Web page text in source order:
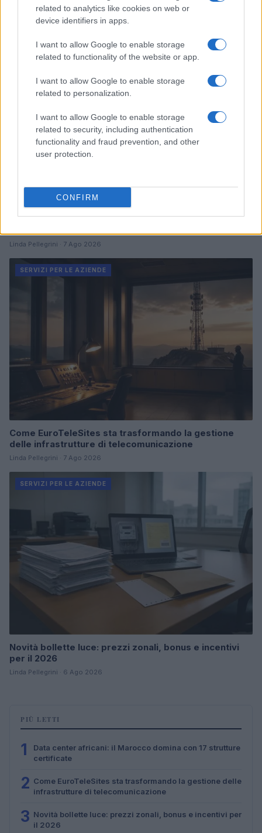
related to analytics like cookies on web or
device identifiers in apps.
I want to allow Google to enable storage
related to functionality of the website or app.
I want to allow Google to enable storage
related to personalization.
I want to allow Google to enable storage
related to security, including authentication
functionality and fraud prevention, and other
user protection.
CONFIRM
Continua a leggere
SERVIZI PER LE AZIENDE
Data center africani: il Marocco domina con 17
Linda Pellegrini · 7 Ago 2026
SERVIZI PER LE AZIENDE
Come EuroTeleSites sta trasformando la gestione
delle infrastrutture di telecomunicazione
Linda Pellegrini · 7 Ago 2026
SERVIZI PER LE AZIENDE
Novità bollette luce: prezzi zonali, bonus e incentivi
per il 2026
Linda Pellegrini · 6 Ago 2026
PIÙ LETTI
1
Data center africani: il Marocco domina con 17 strutture
certificate
2 Come EuroTeleSites sta trasformando la gestione delle
infrastrutture di telecomunicazione
3 Novità bollette luce: prezzi zonali, bonus e incentivi per
il 2026